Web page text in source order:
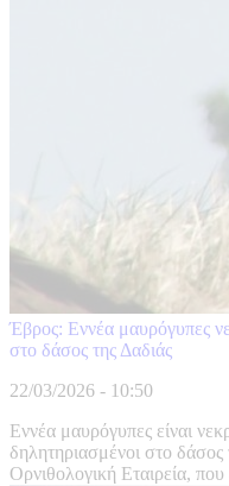
Έβρος: Εννέα μαυρόγυπες
στο δάσος της Δαδιάς
22/03/2026 - 10:50
Εννέα μαυρόγυπες είναι
δηλητηριασμένοι στο
Ορνιθολογική Εταιρεία,